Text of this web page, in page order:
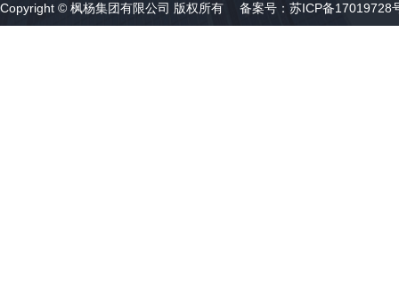
Copyright © 枫杨集团有限公司 版权所有 备案号： 苏ICP备17019728